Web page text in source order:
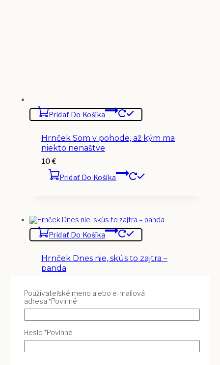
Pridať Do Košíka
Hrnček Som v pohode, až kým ma
niekto nenaštve
10€
Pridať Do Košíka
Pridať Do Košíka
Hrnček Dnes nie, skús to zajtra –
panda
Pridať Do Košíka
Pridať Do Košíka
Používateľské meno alebo e-mailová
adresa *Povinné
Heslo *Povinné